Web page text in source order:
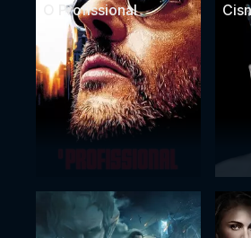
O Profissional